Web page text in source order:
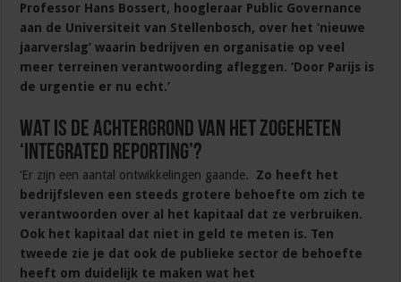
Professor Hans Bossert, hoogleraar Public Governance
aan de Universiteit van Stellenbosch, over het ‘nieuwe
jaarverslag’ waarin bedrijven en organisatie op veel
meer terreinen verantwoording afleggen. ‘Door Parijs is
de urgentie er nu echt.’
Wat is de achtergrond van het zogeheten
‘Integrated Reporting’?
‘Er zijn een aantal ontwikkelingen gaande. Zo heeft het
bedrijfsleven een steeds grotere behoefte om zich te
verantwoorden over al het kapitaal dat ze verbruiken.
Ook het kapitaal dat niet in geld te meten is. Ten
tweede zie je dat ook de publieke sector de behoefte
heeft om duidelijk te maken wat het